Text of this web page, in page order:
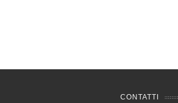
CONTATTI